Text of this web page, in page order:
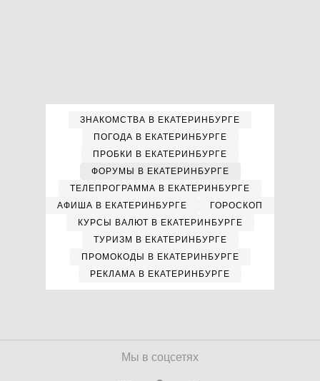
ЗНАКОМСТВА В ЕКАТЕРИНБУРГЕ
ПОГОДА В ЕКАТЕРИНБУРГЕ
ПРОБКИ В ЕКАТЕРИНБУРГЕ
ФОРУМЫ В ЕКАТЕРИНБУРГЕ
ТЕЛЕПРОГРАММА В ЕКАТЕРИНБУРГЕ
АФИША В ЕКАТЕРИНБУРГЕ
ГОРОСКОП
КУРСЫ ВАЛЮТ В ЕКАТЕРИНБУРГЕ
ТУРИЗМ В ЕКАТЕРИНБУРГЕ
ПРОМОКОДЫ В ЕКАТЕРИНБУРГЕ
РЕКЛАМА В ЕКАТЕРИНБУРГЕ
Мы в соцсетях